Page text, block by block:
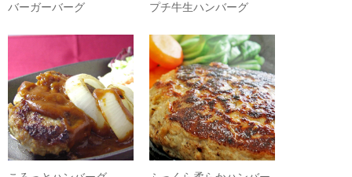
バーガーバーグ プチ牛生ハンバーグ